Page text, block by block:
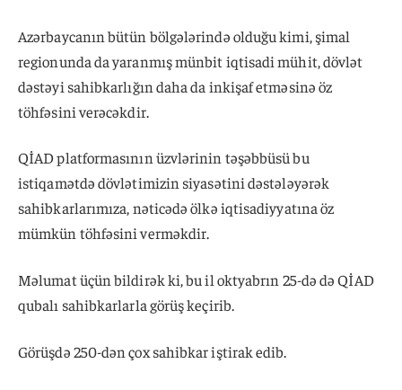
Azərbaycanın bütün bölgələrində olduğu kimi, şimal
regionunda da yaranmış münbit iqtisadi mühit, dövlət
dəstəyi sahibkarlığın daha da inkişaf etməsinə öz
töhfəsini verəcəkdir.
QİAD platformasının üzvlərinin təşəbbüsü bu
istiqamətdə dövlətimizin siyasətini dəstələyərək
sahibkarlarımıza, nəticədə ölkə iqtisadiyyatına öz
mümkün töhfəsini verməkdir.
Məlumat üçün bildirək ki, bu il oktyabrın 25-də də QİAD
qubalı sahibkarlarla görüş keçirib.
Görüşdə 250-dən çox sahibkar iştirak edib.